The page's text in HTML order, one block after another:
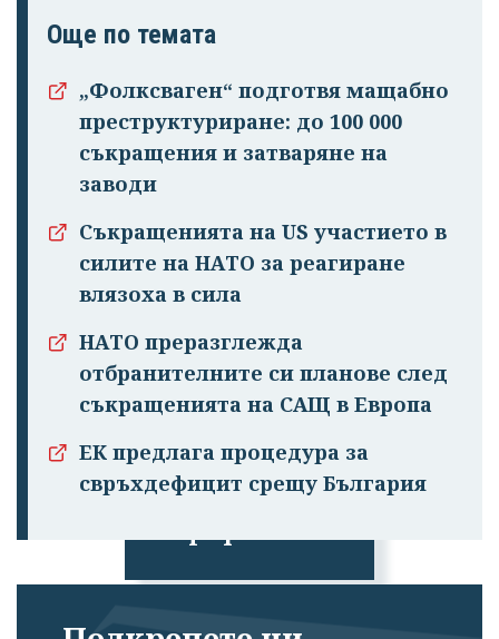
Успешно
излязохте от
Още по темата
„Фолксваген“ подготвя мащабно
преструктуриране: до 100 000
съкращения и затваряне на
заводи
Съкращенията на US участието в
силите на НАТО за реагиране
влязоха в сила
НАТО преразглежда
отбранителните си планове след
съкращенията на САЩ в Европа
ЕК предлага процедура за
свръхдефицит срещу България